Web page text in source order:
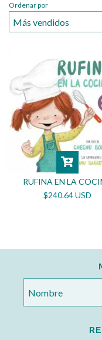
Ordenar por
RUFINA EN LA
$240.64 USD